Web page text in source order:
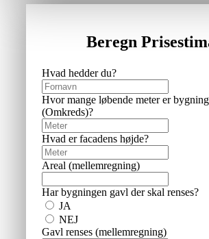
Beregn
Hvad hedder du?
Hvor mange løbende meter er
(Omkreds)?
Hvad er facadens højde?
Areal (mellemregning)
Har bygningen gavl der skal renses?
JA
NEJ
Gavl renses (mellemregning)